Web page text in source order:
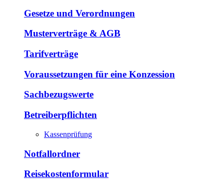
Gesetze und Verordnungen
Musterverträge & AGB
Tarifverträge
Voraussetzungen für eine Konzession
Sachbezugswerte
Betreiberpflichten
Kassenprüfung
Notfallordner
Reisekostenformular